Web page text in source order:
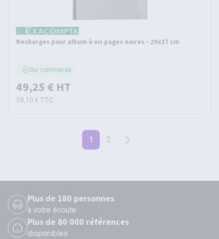
Recharges pour album à vis pages noires - 29x37 cm
Sur commande
49,25 € HT
59,10 € TTC
1 2
Plus de 180 personnes
à votre écoute
Plus de 80 000 références
disponibles